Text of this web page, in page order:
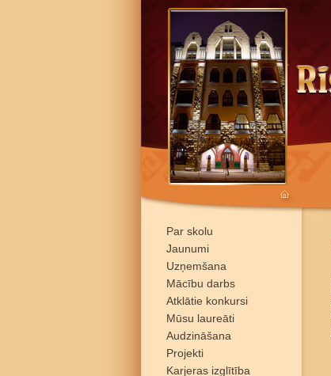
Par skolu
Jaunumi
Uzņemšana
Mācību darbs
Atklātie konkursi
Mūsu laureāti
Audzināšana
Projekti
Karjeras izglītība